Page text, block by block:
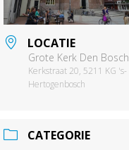
LOCATIE
Grote Kerk Den Bosch
Kerkstraat 20, 5211 KG 's-
Hertogenbosch
CATEGORIE